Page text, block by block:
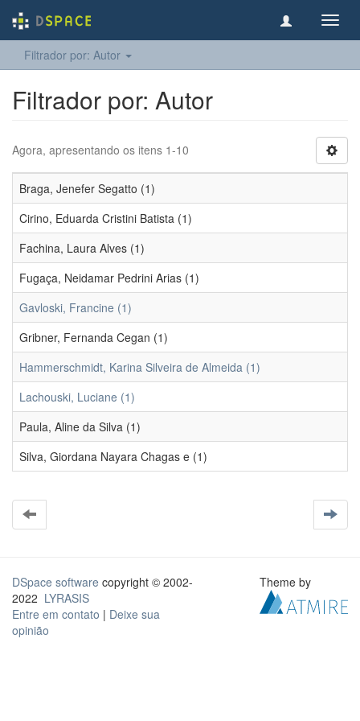
Filtrador por: Autor
Filtrador por: Autor
Agora, apresentando os itens 1-10
Braga, Jenefer Segatto (1)
Cirino, Eduarda Cristini Batista (1)
Fachina, Laura Alves (1)
Fugaça, Neidamar Pedrini Arias (1)
Gavloski, Francine (1)
Gribner, Fernanda Cegan (1)
Hammerschmidt, Karina Silveira de Almeida (1)
Lachouski, Luciane (1)
Paula, Aline da Silva (1)
Silva, Giordana Nayara Chagas e (1)
DSpace software copyright © 2002-
2022 LYRASIS
Entre em contato | Deixe sua
opinião
Theme by